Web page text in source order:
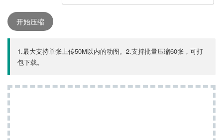
开始压缩
1.最大支持单张上传50M以内的动图。2.支持批量压缩60张，可打
包下载。